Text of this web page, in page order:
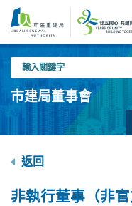
要
入
關
鍵
市建局董事會
返回
非執行董事（非官